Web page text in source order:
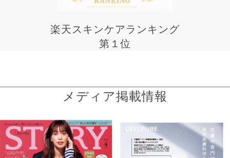
楽天スキンケアランキング
第１位
メディア掲載情報